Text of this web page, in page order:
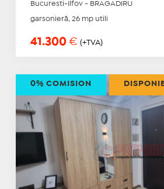
Bucuresti-Ilfov - BRAGADIRU
garsonieră, 26 mp utili
41.300 € (+TVA)
0% COMISION